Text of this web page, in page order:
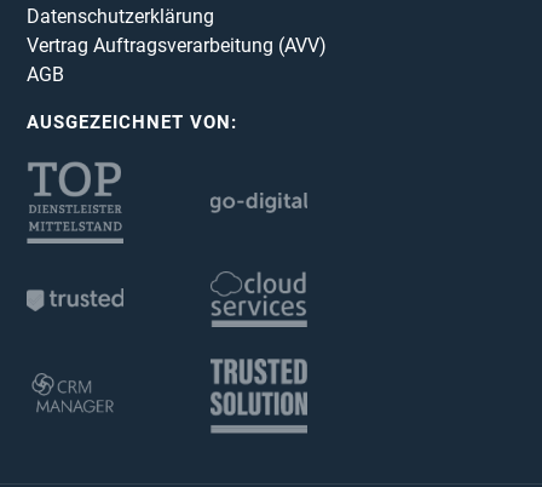
Datenschutzerklärung
Vertrag Auftragsverarbeitung (AVV)
AGB
AUSGEZEICHNET VON: